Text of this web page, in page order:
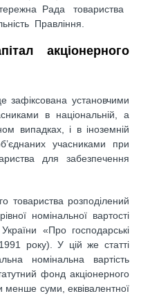
Рада товариства
Правління.
акціонерного
зафіксована установчими
в національній, а
випадках, і в іноземній
учасниками при
для забезпечення
товариства розподілений
номінальної вартості
«Про господарські
року). У цій же статті
номінальна вартість
фонд акціонерного
суми, еквівалентної